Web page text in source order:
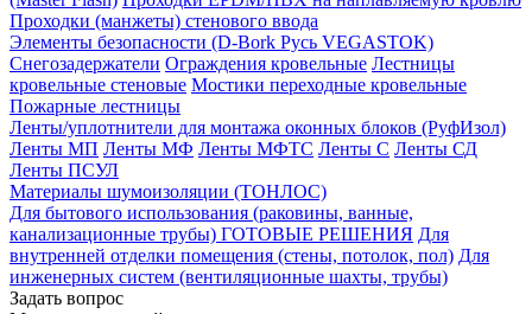
Проходки (манжеты) стенового ввода
Элементы безопасности (D-Bork Русь VEGASTOK)
Снегозадержатели Ограждения кровельные Лестницы
кровельные стеновые Мостики переходные кровельные
Пожарные лестницы
Ленты/уплотнители для монтажа оконных блоков (РуфИзол)
Ленты МП Ленты МФ Ленты МФТС Ленты С Ленты СД
Ленты ПСУЛ
Материалы шумоизоляции (TОНЛОС)
Для бытового использования (раковины, ванные,
канализационные трубы) ГОТОВЫЕ РЕШЕНИЯ Для
внутренней отделки помещения (стены, потолок, пол) Для
инженерных систем (вентиляционные шахты, трубы)
Задать вопрос